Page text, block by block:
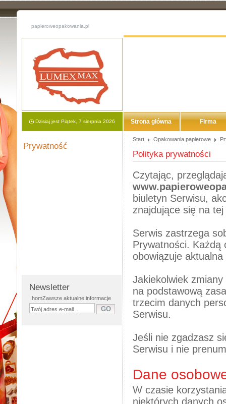
papieroweopakowania.pl
Dzisiaj jest Piątek, 7 sierpnia 2026 Strona główna Firma
Prywatność
Newsletter
homZawsze aktualne informacje
Start Opakowania papierowe
Polityka prywatności
Czytając,
biuletyn Serwisu,
znajdujące się na
Serwis zastrzega
Prywatności. Każdą
obowiązuje
Jakiekolwiek
na podstawową
trzecim danych
Serwisu.
Jeśli nie zgadzasz
Serwisu i nie
Dane
W czasie
niektórych danych